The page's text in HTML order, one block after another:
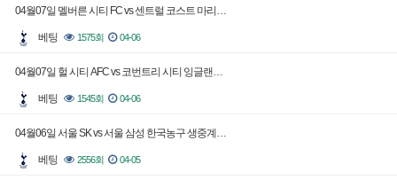
04월07일 멜버른 시티 FC vs 센트럴 코스트 마리…
베팅 1575회 04-06
04월07일 헐 시티 AFC vs 코번트리 시티 잉글랜…
베팅 1545회 04-06
04월06일 서울 SK vs 서울 삼성 한국농구 생중계…
베팅 2556회 04-05